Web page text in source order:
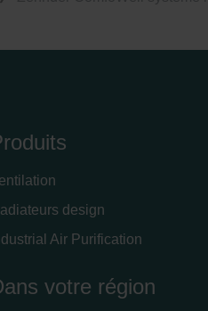
design
Air Purification
votre région